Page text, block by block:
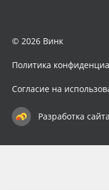
© 2026 Винк
Политика
Согласие на
Разработка